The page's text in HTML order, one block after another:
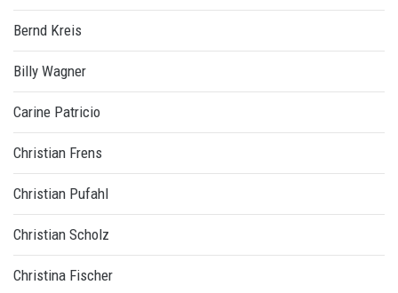
Bernd Kreis
Billy Wagner
Carine Patricio
Christian Frens
Christian Pufahl
Christian Scholz
Christina Fischer